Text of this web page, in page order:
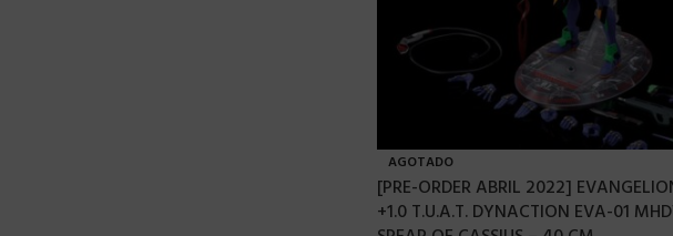
AGOTADO
[PRE-ORDER ABRIL 2022]
+1.0 T.U.A.T. DYNACTION EVA-01